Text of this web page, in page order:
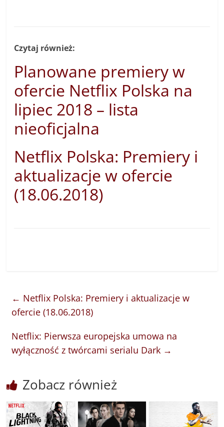
Czytaj również:
Planowane premiery w
ofercie Netflix Polska na
lipiec 2018 – lista
nieoficjalna
Netflix Polska: Premiery i
aktualizacje w ofercie
(18.06.2018)
← Netflix Polska: Premiery i aktualizacje w
ofercie (18.06.2018)
Netflix: Pierwsza europejska umowa na
wyłączność z twórcami serialu Dark →
Zobacz również